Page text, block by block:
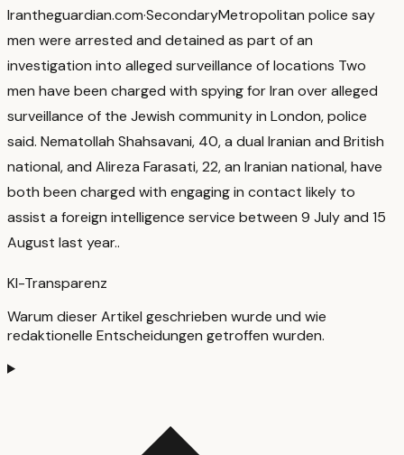
Irantheguardian.com·SecondaryMetropolitan police say
men were arrested and detained as part of an
investigation into alleged surveillance of locations Two
men have been charged with spying for Iran over alleged
surveillance of the Jewish community in London, police
said. Nematollah Shahsavani, 40, a dual Iranian and British
national, and Alireza Farasati, 22, an Iranian national, have
both been charged with engaging in contact likely to
assist a foreign intelligence service between 9 July and 15
August last year..
KI-Transparenz
Warum dieser Artikel geschrieben wurde und wie
redaktionelle Entscheidungen getroffen wurden.